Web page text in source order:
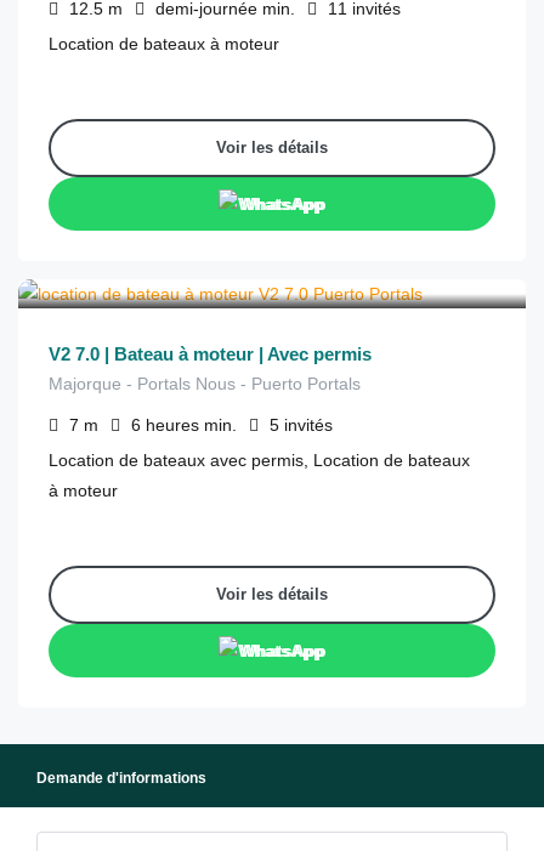
12.5 m demi-journée min. 11 invités
Location de bateaux à moteur
Voir les détails
WhatsApp
V2 7.0 | Bateau à moteur | Avec permis
Majorque - Portals Nous - Puerto Portals
7 m 6 heures min. 5 invités
Location de bateaux avec permis, Location de bateaux
à moteur
Voir les détails
WhatsApp
Demande d'informations